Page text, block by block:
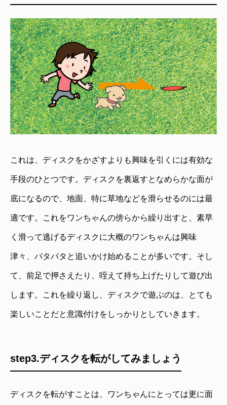
これは、ディスクをかざすよりも興味を引くには有効な
手段のひとつです。ディスクを裏返すとなめらかな面が
底になるので、地面、特に草地などを滑らせるのには最
適です。これをワンちゃんの傍らから繰り出すと、素早
く滑って逃げるディスクに大概のワンちゃんは興味
津々、バタバタと追いかけ始めることが多いです。そし
て、前足で押さえたり、咥えて持ち上げたりして遊び出
します。これを繰り返し、ディスクで遊ぶのは、とても
楽しいことだと意識付けをしっかりとしていきます。
step3.ディスクを転がしてみましょう
ディスクを転がすことは、ワンちゃんにとっては更に面